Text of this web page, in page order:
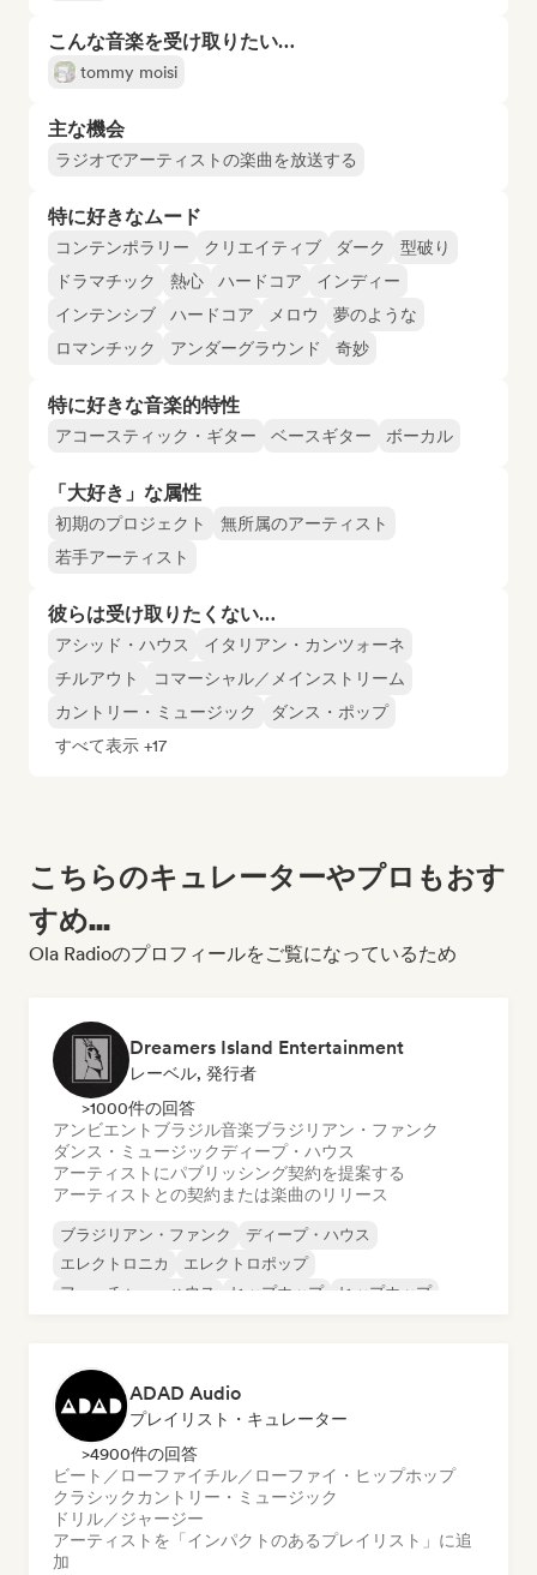
こんな音楽を受け取りたい…
tommy moisi
主な機会
ラジオでアーティストの楽曲を放送する
特に好きなムード
コンテンポラリー クリエイティブ ダーク
型破り
ドラマチック
熱心 ハードコア
インディー
インテンシブ
ハードコア メロウ
夢のような
ロマンチック
アンダーグラウンド 奇妙
特に好きな音楽的特性
アコースティック・ギター ベースギター ボーカル
「大好き」な属性
初期のプロジェクト
無所属のアーティスト
若手アーティスト
彼らは受け取りたくない…
アシッド・ハウス
イタリアン・カンツォーネ
チルアウト
コマーシャル／メインストリーム
カントリー・ミュージック
ダンス・ポップ
すべて表示 +17
こちらのキュレーターやプロもおす
すめ...
Ola Radioのプロフィールをご覧になっているため
Dreamers Island Entertainment
レーベル, 発行者
>1000件の回答
アンビエント ブラジル音楽ブラジリアン・ファンク
ダンス・ミュージックディープ・ハウス
アーティストにパブリッシング契約を提案する
アーティストとの契約または楽曲のリリース
ブラジリアン・ファンク
ディープ・ハウス
エレクトロニカ
エレクトロポップ
フューチャー・ハウス
ヒップホップ
ヒップホップ
ADAD Audio
プレイリスト・キュレーター
>4900件の回答
ビート／ローファイチル／ローファイ・ヒップホップ
クラシック カントリー・ミュージック
ドリル／ジャージー
アーティストを「インパクトのあるプレイリスト」に追
加